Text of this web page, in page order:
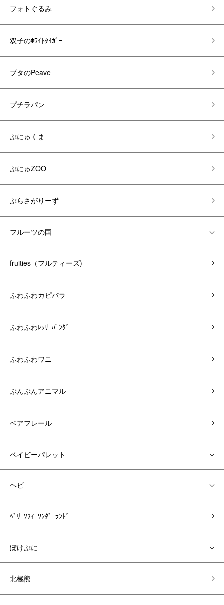
フォトぐるみ
双子のﾎﾜｲﾄﾀｲｶﾞｰ
ブタのPeave
プチラパン
ぷにゅくま
ぷにゅZOO
ぶらさがりーず
フルーツの国
fruities（フルティーズ)
ふわふわカピバラ
ふわふわﾚｯｻｰﾊﾟﾝﾀﾞ
ふわふわワニ
ぶんぶんアニマル
ベアフレール
ベイビーパレット
ヘビ
ﾍﾞﾘｰｿﾌｨｰﾜﾝﾀﾞｰﾗﾝﾄﾞ
ぽけぷに
北極熊